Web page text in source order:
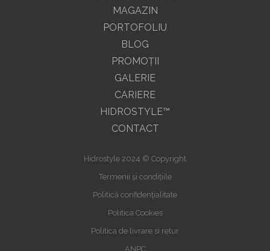
MAGAZIN
PORTOFOLIU
BLOG
PROMOŢII
GALERIE
CARIERE
HIDROSTYLE™
CONTACT
Hidrostyle 2024 © Copyright
Termenii și condițiile
Politică confidențialitate
Politica Cookies
Politica de livrare si retur
ANPC